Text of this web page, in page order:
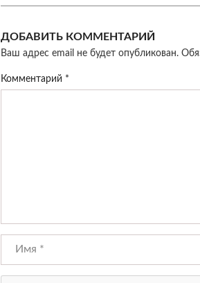
ДОБАВИТЬ КОММЕНТАРИЙ
Ваш адрес email не будет опубликован.
Комментарий *